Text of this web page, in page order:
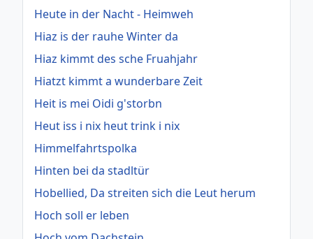
Heute in der Nacht - Heimweh
Hiaz is der rauhe Winter da
Hiaz kimmt des sche Fruahjahr
Hiatzt kimmt a wunderbare Zeit
Heit is mei Oidi g'storbn
Heut iss i nix heut trink i nix
Himmelfahrtspolka
Hinten bei da stadltür
Hobellied, Da streiten sich die Leut herum
Hoch soll er leben